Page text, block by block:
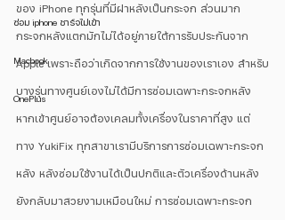
ซ่อม iphone ชาร์จไม่เข้า
Macbook
OnePlus
ของ iPhone ทุกรุ่นที่มีฝาหลังเป็นกระจก ส่วนมาก
กระจกหลังแตกมักไม่ได้อยู่ภายใต้การรับประกันจาก
Apple เพราะถือว่าเกิดจากการใช้งานของเราเอง สำหรับ
บางรุ่นทางศูนย์เองไม่ได้มีการซ่อมเฉพาะกระจกหลัง
หากเข้าศูนย์อาจต้องเคลมทั้งเครื่องในราคาที่สูง แต่
ทาง YukiFix ทุกสาขาเรามีบริการการซ่อมเฉพาะกระจก
หลัง หลังซ่อมใช้งานได้เป็นปกติและตัวเครื่องด้านหลัง
ยังกลับมาสวยงามเหมือนใหม่ การซ่อมเฉพาะกระจก